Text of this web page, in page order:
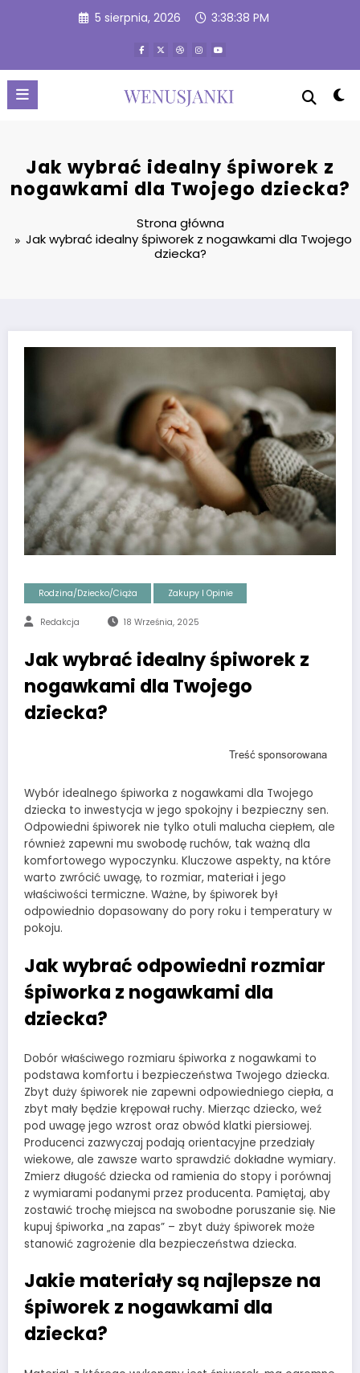
5 sierpnia, 2026 3:38:38 PM
Jak wybrać idealny śpiworek z
nogawkami dla Twojego dziecka?
Strona główna
Jak wybrać idealny śpiworek z nogawkami dla Twojego
dziecka?
Rodzina/Dziecko/Ciąża Zakupy I Opinie
Redakcja 18 Września, 2025
Jak wybrać idealny śpiworek z
nogawkami dla Twojego
dziecka?
Wybór idealnego śpiworka z nogawkami dla Twojego
dziecka to inwestycja w jego spokojny i bezpieczny sen.
Odpowiedni śpiworek nie tylko otuli malucha ciepłem, ale
również zapewni mu swobodę ruchów, tak ważną dla
komfortowego wypoczynku. Kluczowe aspekty, na które
warto zwrócić uwagę, to rozmiar, materiał i jego
właściwości termiczne. Ważne, by śpiworek był
odpowiednio dopasowany do pory roku i temperatury w
pokoju.
Jak wybrać odpowiedni rozmiar
śpiworka z nogawkami dla
dziecka?
Dobór właściwego rozmiaru śpiworka z nogawkami to
podstawa komfortu i bezpieczeństwa Twojego dziecka.
Zbyt duży śpiworek nie zapewni odpowiedniego ciepła, a
zbyt mały będzie krępował ruchy. Mierząc dziecko, weź
pod uwagę jego wzrost oraz obwód klatki piersiowej.
Producenci zazwyczaj podają orientacyjne przedziały
wiekowe, ale zawsze warto sprawdzić dokładne wymiary.
Zmierz długość dziecka od ramienia do stopy i porównaj
z wymiarami podanymi przez producenta. Pamiętaj, aby
zostawić trochę miejsca na swobodne poruszanie się. Nie
kupuj śpiworka „na zapas” – zbyt duży śpiworek może
stanowić zagrożenie dla bezpieczeństwa dziecka.
Jakie materiały są najlepsze na
śpiworek z nogawkami dla
dziecka?